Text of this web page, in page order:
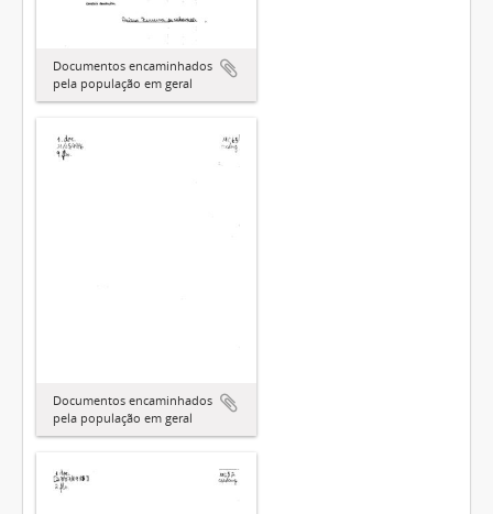
Documentos encaminhados
pela população em geral
Documentos encaminhados
pela população em geral